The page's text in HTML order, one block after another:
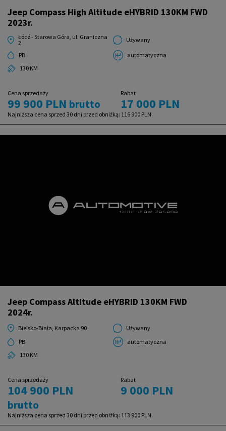
Jeep Compass High Altitude eHYBRID 130KM FWD
2023r.
Łódź - Starowa Góra, ul. Graniczna
2
Używany
PB
automatyczna
130 KM
Cena sprzedaży
99 900 PLN brutto
Rabat
17 000 PLN
Najniższa cena sprzed 30 dni przed obniżką: 116 900 PLN
Jeep Compass Altitude eHYBRID 130KM FWD
2024r.
Bielsko-Biała, Karpacka 90
Używany
PB
automatyczna
130 KM
Cena sprzedaży
104 900 PLN
brutto
Rabat
9 000 PLN
Najniższa cena sprzed 30 dni przed obniżką: 113 900 PLN